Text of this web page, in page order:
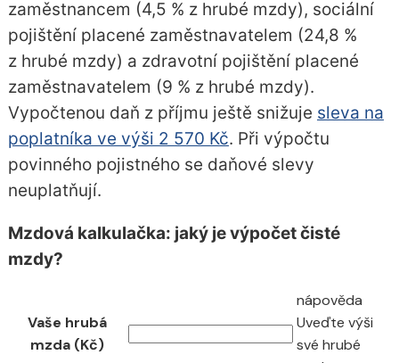
zaměstnancem (4,5 % z hrubé mzdy), sociální
pojištění placené zaměstnavatelem (24,8 %
z hrubé mzdy) a zdravotní pojištění placené
zaměstnavatelem (9 % z hrubé mzdy).
Vypočtenou daň z příjmu ještě snižuje sleva na
poplatníka ve výši 2 570 Kč. Při výpočtu
povinného pojistného se daňové slevy
neuplatňují.
Mzdová kalkulačka: jaký je výpočet čisté
mzdy?
Vaše hrubá
mzda (Kč)
nápověda
Uveďte výši
své hrubé